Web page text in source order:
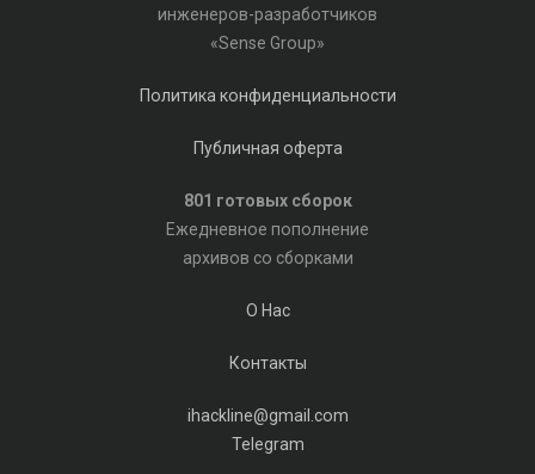
инженеров-разработчиков
«Sense Group»
Политика конфиденциальности
Публичная оферта
801 готовых сборок
Ежедневное пополнение
архивов со сборками
О Нас
Контакты
ihackline@gmail.com
Telegram